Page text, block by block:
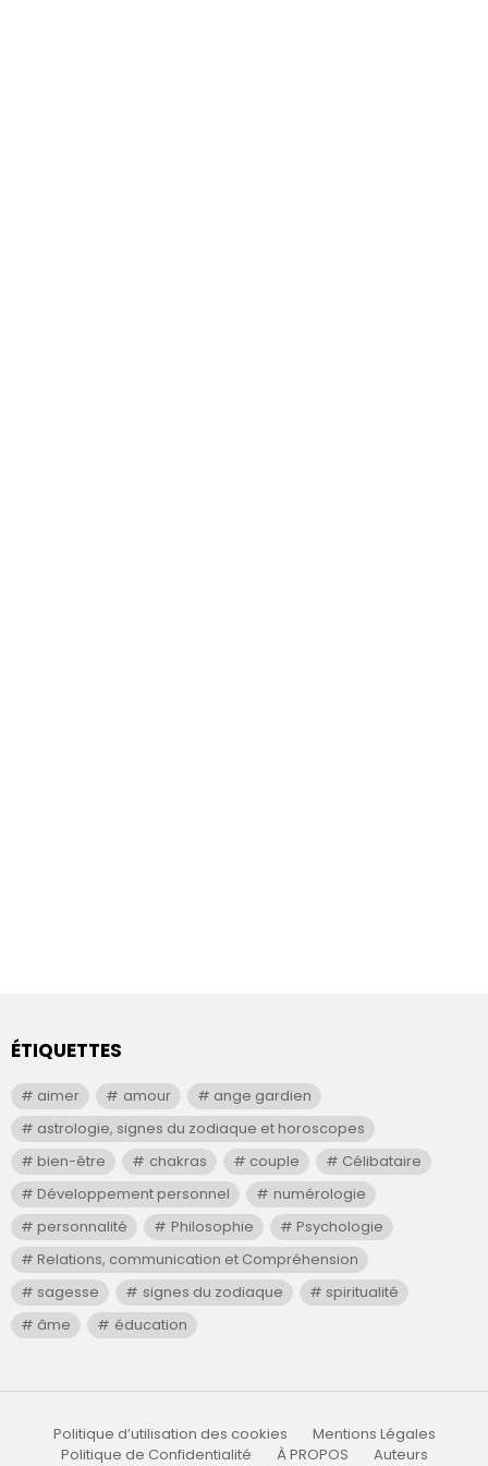
ÉTIQUETTES
aimer amour
ange gardien
astrologie, signes du zodiaque et horoscopes
bien-être
chakras couple
Célibataire
Développement personnel
numérologie
personnalité
Philosophie
Psychologie
Relations, communication et Compréhension
sagesse
signes du zodiaque
spiritualité
âme
éducation
Politique d’utilisation des cookies
Mentions Légales
Politique de Confidentialité
À PROPOS
Auteurs